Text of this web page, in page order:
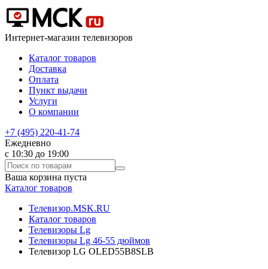
Интернет-магазин телевизоров
Каталог товаров
Доставка
Оплата
Пункт выдачи
Услуги
О компании
+7 (495) 220-41-74
Ежедневно
с 10:30 до 19:00
Ваша корзина пуста
Каталог товаров
Телевизор.MSK.RU
Каталог товаров
Телевизоры Lg
Телевизоры Lg 46-55 дюймов
Телевизор LG OLED55B8SLB